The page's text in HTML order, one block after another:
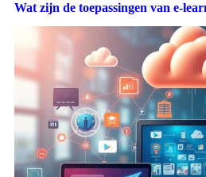
Wat zijn de toepassingen van e-